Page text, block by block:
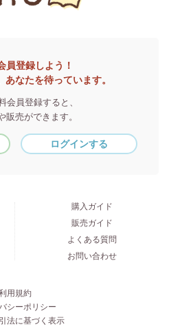
員登録しよう！
なたを待っています。
会員登録すると、
販売ができます。
ログインする
購入ガイド
販売ガイド
よくある質問
お問い合わせ
用規約
シーポリシー
法に基づく表示